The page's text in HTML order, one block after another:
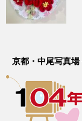
京都・中尾写真